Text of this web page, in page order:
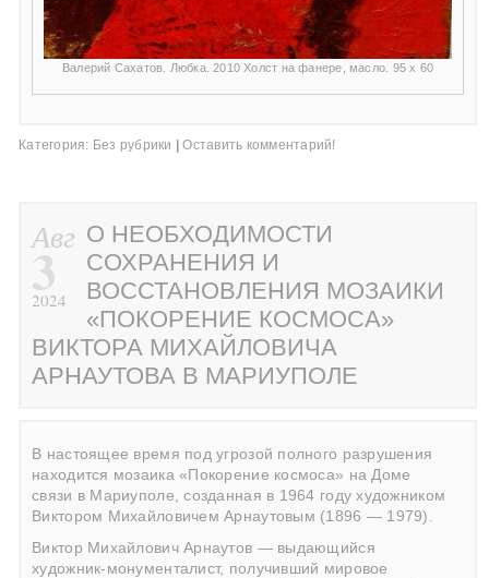
Валерий Сахатов. Любка. 2010 Холст на фанере, масло. 95 х 60
Категория: Без рубрики | Оставить комментарий!
Авг
3
2024
О НЕОБХОДИМОСТИ
СОХРАНЕНИЯ И
ВОССТАНОВЛЕНИЯ МОЗАИКИ
«ПОКОРЕНИЕ КОСМОСА»
ВИКТОРА МИХАЙЛОВИЧА
АРНАУТОВА В МАРИУПОЛЕ
В настоящее время под угрозой полного разрушения
находится мозаика «Покорение космоса» на Доме
связи в Мариуполе, созданная в 1964 году художником
Виктором Михайловичем Арнаутовым (1896 — 1979).
Виктор Михайлович Арнаутов — выдающийся
художник-монументалист, получивший мировое